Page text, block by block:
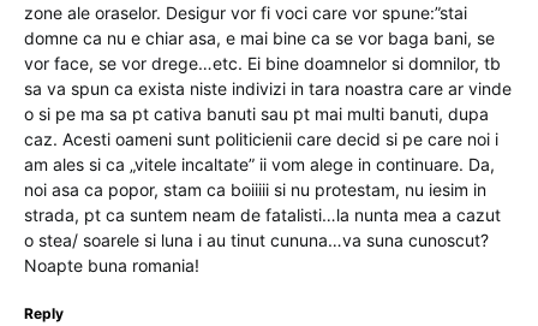
zone ale oraselor. Desigur vor fi voci care vor spune:”stai
domne ca nu e chiar asa, e mai bine ca se vor baga bani, se
vor face, se vor drege…etc. Ei bine doamnelor si domnilor, tb
sa va spun ca exista niste indivizi in tara noastra care ar vinde
o si pe ma sa pt cativa banuti sau pt mai multi banuti, dupa
caz. Acesti oameni sunt politicienii care decid si pe care noi i
am ales si ca „vitele incaltate” ii vom alege in continuare. Da,
noi asa ca popor, stam ca boiiiii si nu protestam, nu iesim in
strada, pt ca suntem neam de fatalisti…la nunta mea a cazut
o stea/ soarele si luna i au tinut cununa…va suna cunoscut?
Noapte buna romania!
Reply